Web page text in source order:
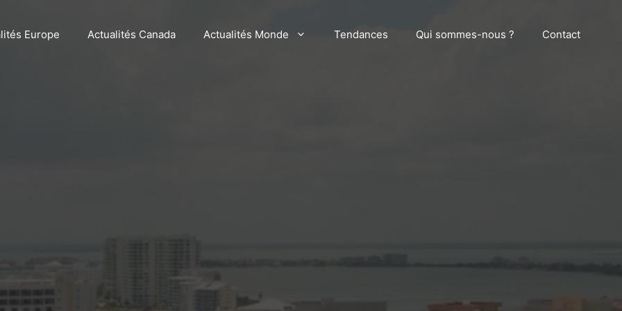
Europe Actualités Canada Actualités Monde Tendances Qui sommes-nous ? Contact